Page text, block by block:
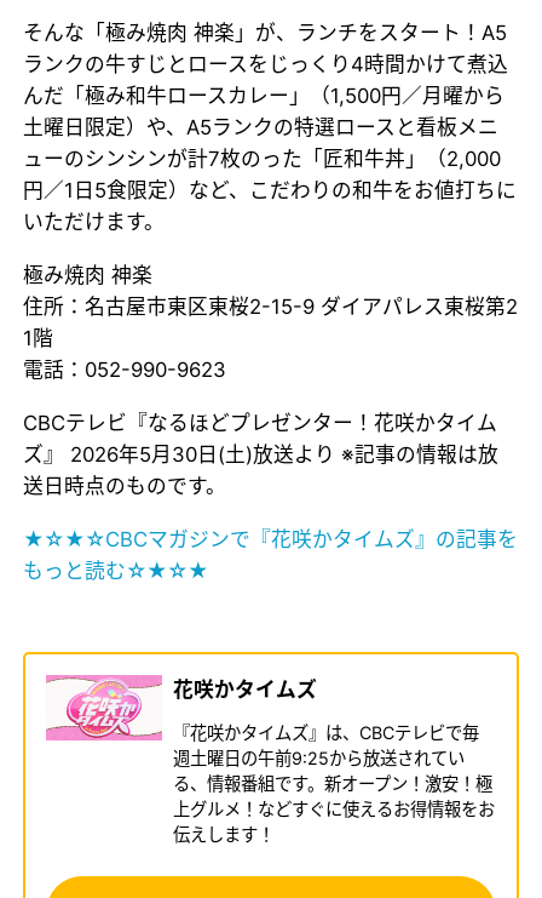
そんな「極み焼肉 神楽」が、ランチをスタート！A5
ランクの牛すじとロースをじっくり4時間かけて煮込
んだ「極み和牛ロースカレー」（1,500円／月曜から
土曜日限定）や、A5ランクの特選ロースと看板メニ
ューのシンシンが計7枚のった「匠和牛丼」（2,000
円／1日5食限定）など、こだわりの和牛をお値打ちに
いただけます。
極み焼肉 神楽
住所：名古屋市東区東桜2-15-9 ダイアパレス東桜第2
1階
電話：052-990-9623
CBCテレビ『なるほどプレゼンター！花咲かタイム
ズ』 2026年5月30日(土)放送より ※記事の情報は放
送日時点のものです。
★☆★☆CBCマガジンで『花咲かタイムズ』の記事を
もっと読む☆★☆★
花咲かタイムズ
『花咲かタイムズ』は、CBCテレビで毎
週土曜日の午前9:25から放送されてい
る、情報番組です。新オープン！激安！極
上グルメ！などすぐに使えるお得情報をお
伝えします！